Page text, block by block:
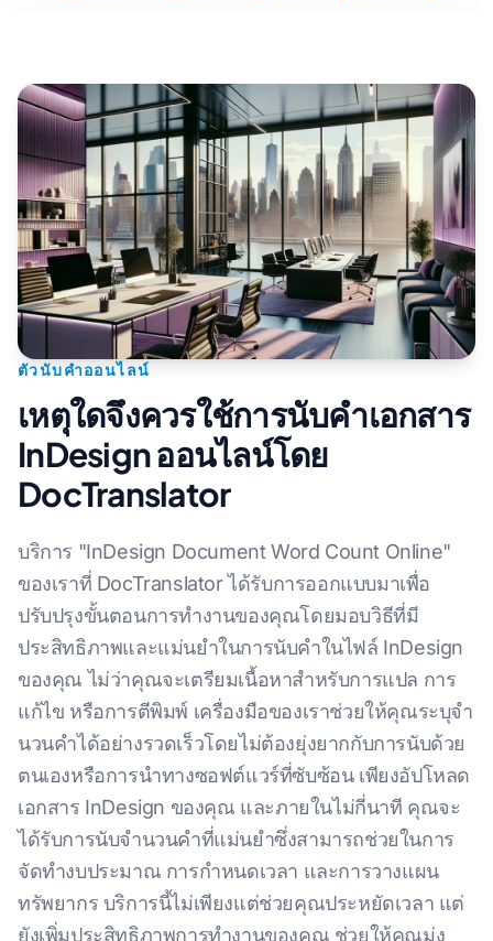
ตัวนับคำออนไลน์
เหตุใดจึงควรใช้การนับคำเอกสาร
InDesign ออนไลน์โดย
DocTranslator
บริการ "InDesign Document Word Count Online"
ของเราที่ DocTranslator ได้รับการออกแบบมาเพื่อ
ปรับปรุงขั้นตอนการทํางานของคุณโดยมอบวิธีที่มี
ประสิทธิภาพและแม่นยําในการนับคําในไฟล์ InDesign
ของคุณ ไม่ว่าคุณจะเตรียมเนื้อหาสําหรับการแปล การ
แก้ไข หรือการตีพิมพ์ เครื่องมือของเราช่วยให้คุณระบุจํา
นวนคําได้อย่างรวดเร็วโดยไม่ต้องยุ่งยากกับการนับด้วย
ตนเองหรือการนําทางซอฟต์แวร์ที่ซับซ้อน เพียงอัปโหลด
เอกสาร InDesign ของคุณ และภายในไม่กี่นาที คุณจะ
ได้รับการนับจํานวนคําที่แม่นยําซึ่งสามารถช่วยในการ
จัดทํางบประมาณ การกําหนดเวลา และการวางแผน
ทรัพยากร บริการนี้ไม่เพียงแต่ช่วยคุณประหยัดเวลา แต่
ยังเพิ่มประสิทธิภาพการทํางานของคุณ ช่วยให้คุณมุ่ง